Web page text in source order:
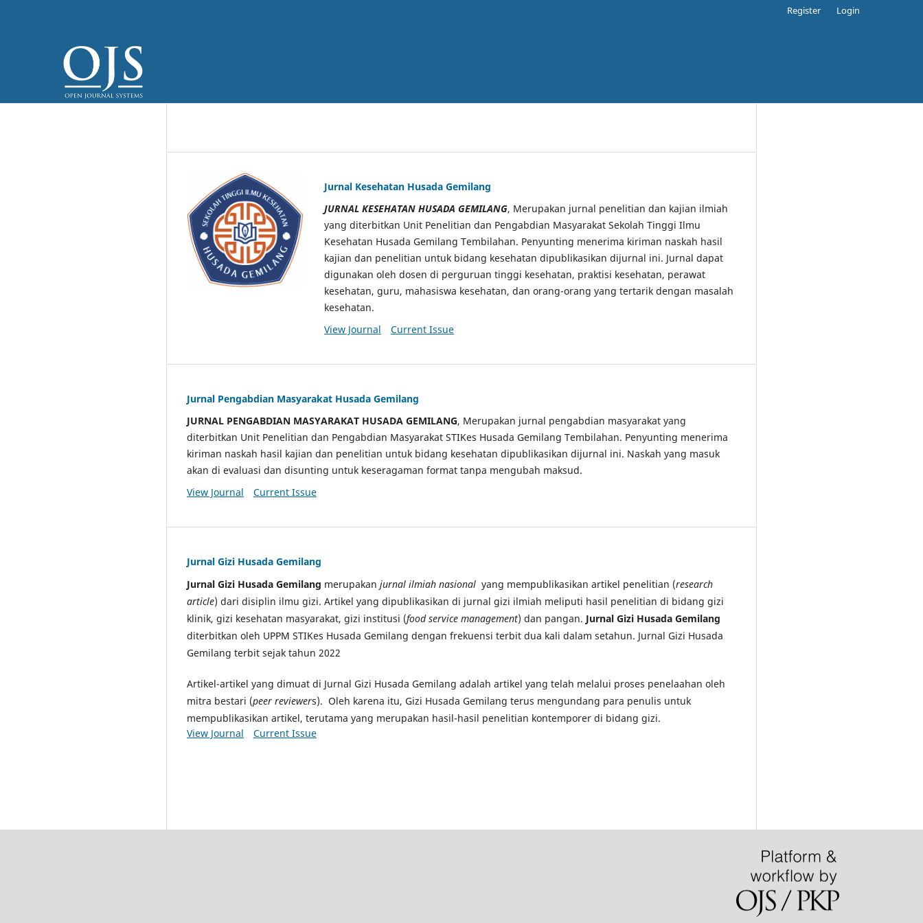
Register Login
Jurnal Kesehatan Husada Gemilang
JURNAL KESEHATAN HUSADA GEMILANG, Merupakan jurnal penelitian dan kajian ilmiah
yang diterbitkan Unit Penelitian dan Pengabdian Masyarakat Sekolah Tinggi Ilmu
Kesehatan Husada Gemilang Tembilahan. Penyunting menerima kiriman naskah hasil
kajian dan penelitian untuk bidang kesehatan dipublikasikan dijurnal ini. Jurnal dapat
digunakan oleh dosen di perguruan tinggi kesehatan, praktisi kesehatan, perawat
kesehatan, guru, mahasiswa kesehatan, dan orang-orang yang tertarik dengan masalah
kesehatan.
View Journal
Current Issue
Jurnal Pengabdian Masyarakat Husada Gemilang
JURNAL PENGABDIAN MASYARAKAT HUSADA GEMILANG, Merupakan jurnal pengabdian masyarakat yang
diterbitkan Unit Penelitian dan Pengabdian Masyarakat STIKes Husada Gemilang Tembilahan. Penyunting menerima
kiriman naskah hasil kajian dan penelitian untuk bidang kesehatan dipublikasikan dijurnal ini. Naskah yang masuk
akan di evaluasi dan disunting untuk keseragaman format tanpa mengubah maksud.
View Journal
Current Issue
Jurnal Gizi Husada Gemilang
Jurnal Gizi Husada Gemilang merupakan jurnal ilmiah nasional yang mempublikasikan artikel penelitian (research
article) dari disiplin ilmu gizi. Artikel yang dipublikasikan di jurnal gizi ilmiah meliputi hasil penelitian di bidang gizi
klinik, gizi kesehatan masyarakat, gizi institusi (food service management) dan pangan. Jurnal Gizi Husada Gemilang
diterbitkan oleh UPPM STIKes Husada Gemilang dengan frekuensi terbit dua kali dalam setahun. Jurnal Gizi Husada
Gemilang terbit sejak tahun 2022
Artikel-artikel yang dimuat di Jurnal Gizi Husada Gemilang adalah artikel yang telah melalui proses penelaahan oleh
mitra bestari (peer reviewers). Oleh karena itu, Gizi Husada Gemilang terus mengundang para penulis untuk
mempublikasikan artikel, terutama yang merupakan hasil-hasil penelitian kontemporer di bidang gizi.
View Journal
Current Issue